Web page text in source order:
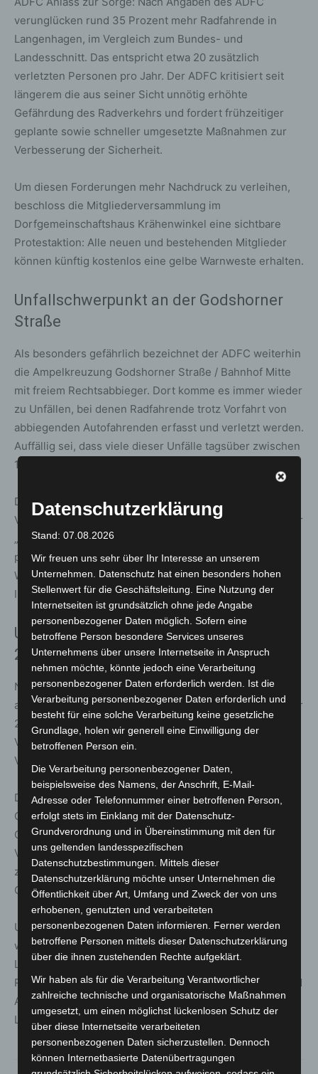
verunglücken rund 35 Prozent mehr Radfahrende in
Langenhagen, im Vergleich zum Bundes- und
Landesschnitt. Das entspricht etwa 20 zusätzlich
verletzten Personen pro Jahr. Der ADFC kritisiert seit
längerem die aus seiner Sicht unnötig erhöhte
Gefährdung des Radverkehrs und fordert frühzeitiger
geplante sowie schneller umgesetzte Maßnahmen zur
Verbesserung der Sicherheit.
Um diesen Forderungen mehr Nachdruck zu verleihen,
beschloss die Mitgliederversammlung im
Dorfgemeinschaftshaus Krähenwinkel eine sichtbare
Protestaktion: Alle neuen und bestehenden Mitglieder
können künftig kostenlos eine gelbe Warnweste erhalten.
Unfallschwerpunkt an der Godshorner
Straße
Als besonders gefährlich bezeichnet der ADFC weiterhin
die Ampelkreuzung Godshorner Straße / Bahnhof Mitte
mit freiem Rechtsabbieger. Dort komme es immer wieder
zu Unfällen, bei denen Radfahrende trotz Vorfahrt von
abbiegenden Autofahrenden erfasst und verletzt werden.
Auffällig sei, dass viele dieser Unfälle tagsüber zwischen
11 und 14 Uhr passieren.
Der Verband fordert an dieser Stelle schnelle bauliche
Veränderungen, die die Unfallzahlen spürbar senken. Der
„Gelbe-Westen-Protest“ soll dazu beitragen, den
politischen Druck zu erhöhen. Informationen zur
Warnwesten-Aktion und zur Mitgliedschaft finden
Interessierte unter www.langenhagen.adfc.de.
Umfangreiches Programm für das Jahr
2026
Neben dem Protest stand bei der Jahresversammlung
auch das kommende Jahresprogramm im Mittelpunkt. Für
2026 plant der ADFC Langenhagen mehrere Radreise-
Vorträge sowie die Teilnahme an der Messe abf. Weitere
Veranstaltungen im Stadtgebiet sind in Vorbereitung.
Das Radtouren-Angebot wurde deutlich ausgebaut.
Geplant sind unter anderem GLieM-Rätsel-Touren,
Comedy- und K3-Genusstouren sowie neue Kunst- und
Vernissage-Besuche per Fahrrad. Neu im Programm ist
zudem eine Frühjahrs-Erlebnis-Radtour für
Grundschulkinder und ihre Eltern.
Unterstützt wird das Engagement von einem
wachsenden Kreis Aktiver, darunter neue Radtouren-
Leitende. Das Sprecher-Team Tom Finkes und Dr.
Reinhard Spörer wurde erneut gewählt. Alle Termine und
Aktionen werden rechtzeitig auf der Website des ADFC
Langenhagen veröffentlicht.
Datenschutzerklärung
Stand: 07.08.2026
Wir freuen uns sehr über Ihr Interesse an unserem
Unternehmen. Datenschutz hat einen besonders hohen
Stellenwert für die Geschäftsleitung. Eine Nutzung der
Internetseiten ist grundsätzlich ohne jede Angabe
personenbezogener Daten möglich. Sofern eine
betroffene Person besondere Services unseres
Unternehmens über unsere Internetseite in Anspruch
nehmen möchte, könnte jedoch eine Verarbeitung
personenbezogener Daten erforderlich werden. Ist die
Verarbeitung personenbezogener Daten erforderlich und
besteht für eine solche Verarbeitung keine gesetzliche
Grundlage, holen wir generell eine Einwilligung der
betroffenen Person ein.
Die Verarbeitung personenbezogener Daten,
beispielsweise des Namens, der Anschrift, E-Mail-
Adresse oder Telefonnummer einer betroffenen Person,
erfolgt stets im Einklang mit der Datenschutz-
Grundverordnung und in Übereinstimmung mit den für
uns geltenden landesspezifischen
Datenschutzbestimmungen. Mittels dieser
Datenschutzerklärung möchte unser Unternehmen die
Öffentlichkeit über Art, Umfang und Zweck der von uns
erhobenen, genutzten und verarbeiteten
personenbezogenen Daten informieren. Ferner werden
betroffene Personen mittels dieser Datenschutzerklärung
über die ihnen zustehenden Rechte aufgeklärt.
Wir haben als für die Verarbeitung Verantwortlicher
zahlreiche technische und organisatorische Maßnahmen
umgesetzt, um einen möglichst lückenlosen Schutz der
über diese Internetseite verarbeiteten
personenbezogenen Daten sicherzustellen. Dennoch
können Internetbasierte Datenübertragungen